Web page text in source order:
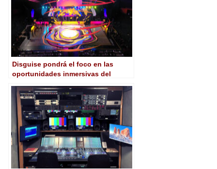
Disguise pondrá el foco en las
oportunidades inmersivas del